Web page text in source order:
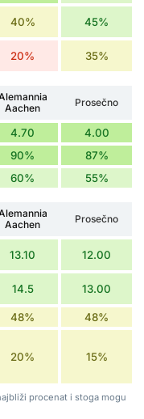
40% 45%
20% 35%
Aachen
Prosečno
4.70 4.00
90% 87%
60% 55%
Aachen
Prosečno
13.10 12.00
14.5 13.00
48% 48%
20% 15%
procenat i stoga mogu